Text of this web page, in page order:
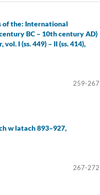
of the: International
BC – 10th century AD)
I (ss. 449) – II (ss. 414),
259-267
w latach 893–927,
267-272